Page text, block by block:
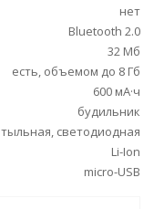
нет
Bluetooth 2.0
32 Мб
есть, объемом до 8 Гб
600 мА·ч
будильник
тыльная, светодиодная
Li-Ion
micro-USB